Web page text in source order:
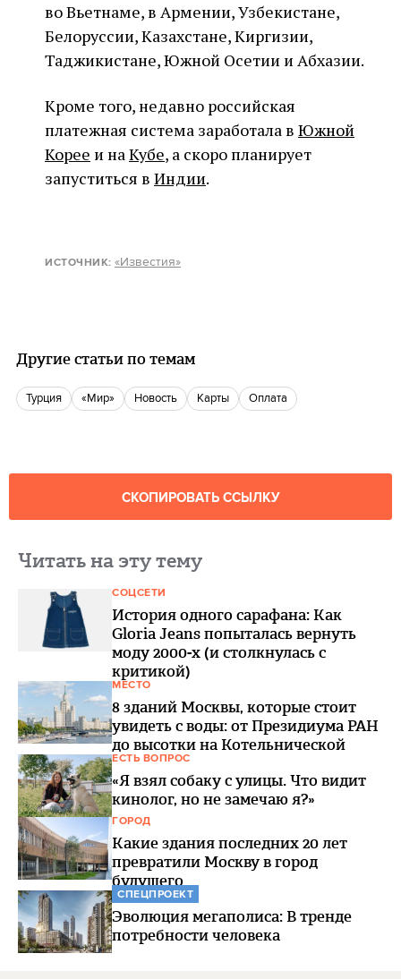
во Вьетнаме, в Армении, Узбекистане,
Белоруссии, Казахстане, Киргизии,
Таджикистане, Южной Осетии и Абхазии.
Кроме того, недавно российская
платежная система заработала в Южной
Корее и наКубе, а скоро планирует
запуститься в Индии.
ИСТОЧНИК: «Известия»
Другие статьи по темам
Турция «Мир» Новость Карты Оплата
СКОПИРОВАТЬ ССЫЛКУ
Читать на эту тему
СОЦСЕТИ
История одного сарафана: Как
Gloria Jeans попыталась вернуть
моду 2000-х (и столкнулась с
критикой)
МЕСТО
8 зданий Москвы, которые стоит
увидеть с воды: от Президиума РАН
до высотки на Котельнической
ЕСТЬ ВОПРОС
«Я взял собаку с улицы. Что видит
кинолог, но не замечаю я?»
ГОРОД
Какие здания последних 20 лет
превратили Москву в город
будущего
СПЕЦПРОЕКТ
Эволюция мегаполиса: В тренде
потребности человека